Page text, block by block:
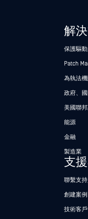
解
保護驅
Patch
為執法
政府、
美國聯
能源
金融
製造業
支
聯繫支
創建案例
技術客